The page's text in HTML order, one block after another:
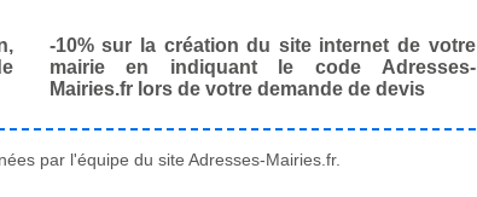
-10% sur la création du site internet de votre
mairie en indiquant le code Adresses-
Mairies.fr lors de votre demande de devis
par l'équipe du site Adresses-Mairies.fr.